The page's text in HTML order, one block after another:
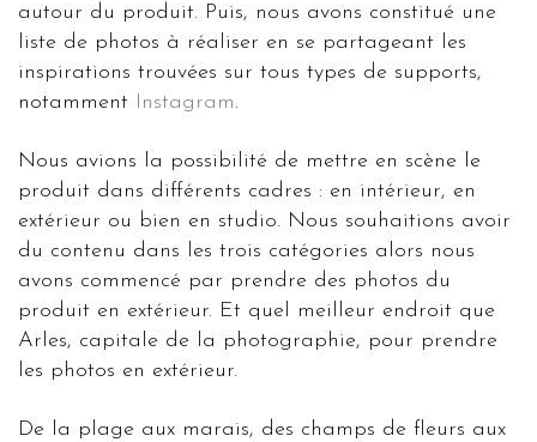
autour du produit. Puis, nous avons constitué une
liste de photos à réaliser en se partageant les
inspirations trouvées sur tous types de supports,
notamment Instagram.
Nous avions la possibilité de mettre en scène le
produit dans différents cadres : en intérieur, en
extérieur ou bien en studio. Nous souhaitions avoir
du contenu dans les trois catégories alors nous
avons commencé par prendre des photos du
produit en extérieur. Et quel meilleur endroit que
Arles, capitale de la photographie, pour prendre
les photos en extérieur.
De la plage aux marais, des champs de fleurs aux